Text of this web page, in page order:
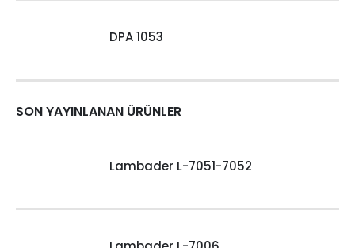
DPA 1053
SON YAYINLANAN ÜRÜNLER
Lambader L-7051-7052